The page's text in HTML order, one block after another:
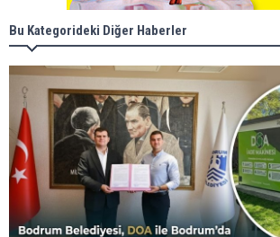
Bu Kategorideki Diğer Haberler